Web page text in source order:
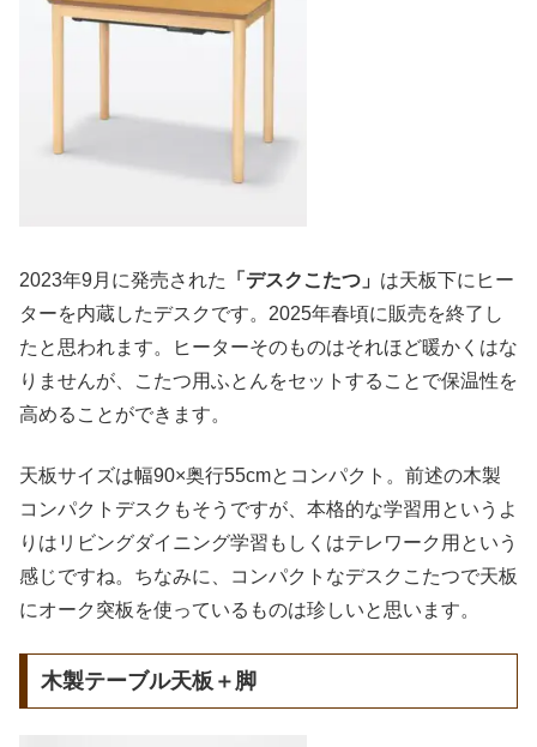
2023年9月に発売された 「デスクこたつ」 は天板下にヒー
ターを内蔵したデスクです。2025年春頃に販売を終了し
たと思われます。ヒーターそのものはそれほど暖かくはな
りませんが、こたつ用ふとんをセットすることで保温性を
高めることができます。
天板サイズは幅90×奥行55cmとコンパクト。前述の木製
コンパクトデスクもそうですが、本格的な学習用というよ
りはリビングダイニング学習もしくはテレワーク用という
感じですね。ちなみに、コンパクトなデスクこたつで天板
にオーク突板を使っているものは珍しいと思います。
木製テーブル天板＋脚